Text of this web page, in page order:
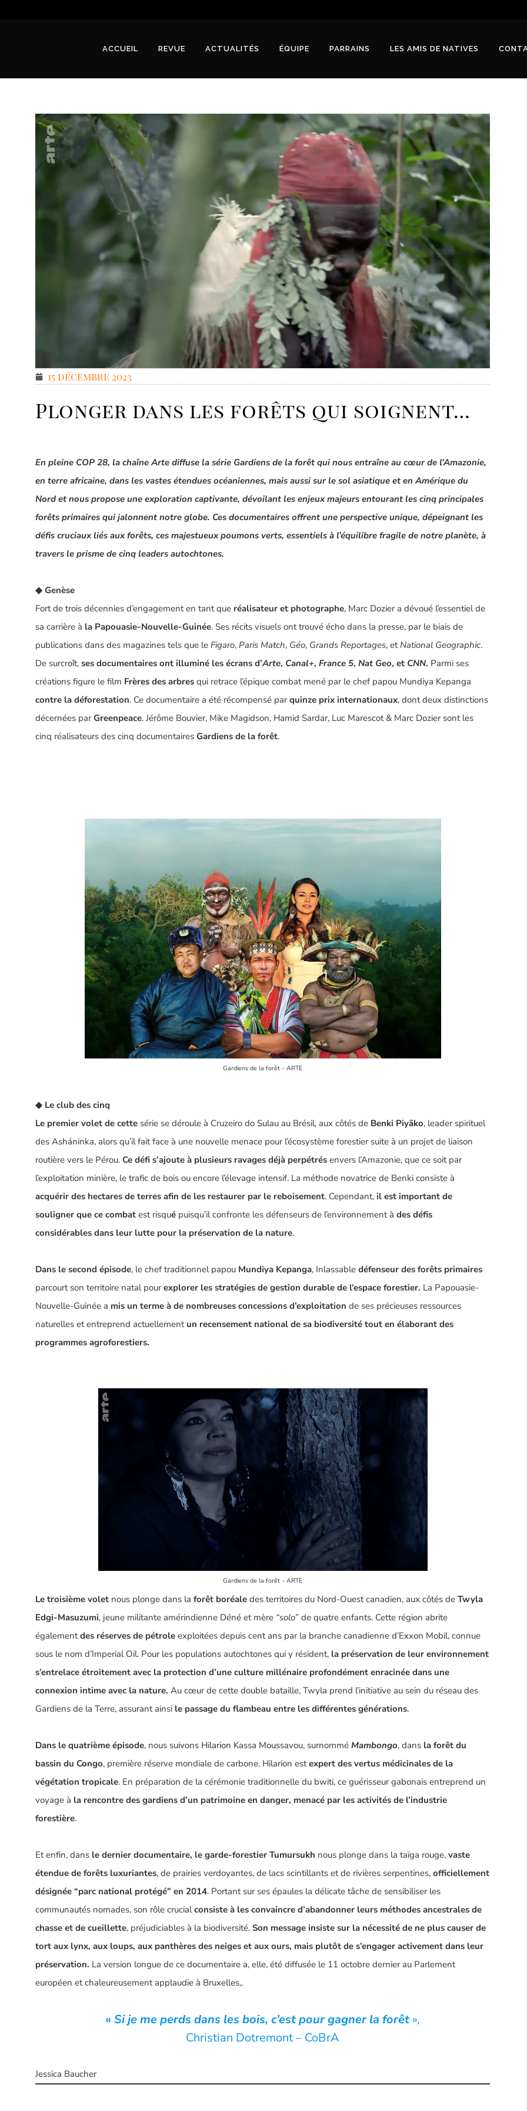
ACCUEIL REVUE ACTUALITÉS ÉQUIPE PARRAINS LES AMIS DE NATIVES
15 décembre 2023
Plonger dans les forêts qui soignent…
En pleine COP 28, la chaîne Arte diffuse la série Gardiens de la forêt qui nous entraîne au cœur de l’Amazonie,
en terre africaine, dans les vastes étendues océaniennes, mais aussi sur le sol asiatique et en Amérique du
Nord et nous propose une exploration captivante, dévoilant les enjeux majeurs entourant les cinq principales
forêts primaires qui jalonnent notre globe. Ces documentaires offrent une perspective unique, dépeignant les
défis cruciaux liés aux forêts, ces majestueux poumons verts, essentiels à l’équilibre fragile de notre planète, à
travers le prisme de cinq leaders autochtones.
◆ Genèse
Fort de trois décennies d’engagement en tant que réalisateur et photographe, Marc Doziera dévoué l’essentiel de
sa carrière à la Papouasie-Nouvelle-Guinée. Ses récits visuels ont trouvé écho dans la presse, par le biais de
publications dans des magazines tels que le Figaro, Paris Match, Géo, Grands Reportages, etNational Geographic.
De surcroît, ses documentaires ont illuminé les écrans d’Arte, Canal+, France 5, Nat Geo, et CNN. Parmi ses
créations figure le film Frères des arbres qui retrace l’épique combat mené par le chef papou Mundiya Kepanga
contre la déforestation. Ce documentaire a été récompensé parquinze prix internationaux, dont deux distinctions
décernées parGreenpeace. Jérôme Bouvier, Mike Magidson, Hamid Sardar, Luc Marescot & Marc Dozier sont les
cinq réalisateurs des cinq documentaires Gardiens de la forêt.
Gardiens de la forêt – ARTE
◆ Le club des cinq
Le premier volet de cette série se déroule à Cruzeiro do Sulau au Brésil, aux côtés de Benki Piyãko, leader spirituel
des Asháninka, alors qu’il fait face à une nouvelle menace pour l’écosystème forestier suite à un projet de liaison
routière vers le Pérou. Ce défi s’ajoute à plusieurs ravages déjà perpétrés envers l’Amazonie, que ce soit par
l’exploitation minière, le trafic de bois ou encore l’élevage intensif. La méthode novatrice de Benki consiste à
acquérir des hectares de terres afin de les restaurer par le reboisement. Cependant, il est important de
souligner que ce combat est risqué puisqu’il confronte les défenseurs de l’environnement à des défis
considérables dans leur lutte pour la préservation de la nature.
Dans le second épisode, le chef traditionnel papou Mundiya Kepanga, Inlassable défenseur des forêts primaires
parcourt son territoire natal pourexplorer les stratégies de gestion durable de l’espace forestier. La Papouasie-
Nouvelle-Guinée a mis un terme à de nombreuses concessions d’exploitation de ses précieuses ressources
naturelles et entreprend actuellementun recensement national de sa biodiversité tout en élaborant des
programmes agroforestiers.
Gardiens de la forêt – ARTE
Le troisième volet nous plonge dans la forêt boréale des territoires du Nord-Ouest canadien, aux côtés de Twyla
Edgi-Masuzumi, jeune militante amérindienne Déné et mère “solo” de quatre enfants. Cette région abrite
égalementdes réserves de pétrole exploitées depuis cent ans par la branche canadienne d’Exxon Mobil, connue
sous le nom d’Imperial Oil. Pour les populations autochtones qui y résident, la préservation de leur environnement
s’entrelace étroitement avec la protection d’une culture millénaire profondément enracinée dans une
connexion intime avec la nature. Au cœur de cette double bataille, Twyla prend l’initiative au sein du réseau des
Gardiens de la Terre, assurant ainsi le passage du flambeau entre les différentes générations.
Dans le quatrième épisode, nous suivons Hilarion Kassa Moussavou, surnommé Mambongo, dans la forêt du
bassin du Congo, première réserve mondiale de carbone. Hilarion estexpert des vertus médicinales de la
végétation tropicale. En préparation de la cérémonie traditionnelle du bwiti, ce guérisseur gabonais entreprend un
voyage à la rencontre des gardiens d’un patrimoine en danger, menacé par les activités de l’industrie
forestière.
Et enfin, dans le dernier documentaire, le garde-forestier Tumursukh nous plonge dans la taïga rouge, vaste
étendue de forêts luxuriantes, de prairies verdoyantes, de lacs scintillants et de rivières serpentines, officiellement
désignée “parc national protégé” en 2014. Portant sur ses épaules la délicate tâche de sensibiliser les
communautés nomades, son rôle crucialconsiste à les convaincre d’abandonner leurs méthodes ancestrales de
chasse et de cueillette, préjudiciables à la biodiversité. Son message insiste sur la nécessité de ne plus causer de
tort aux lynx, aux loups, aux panthères des neiges et aux ours, mais plutôt de s’engager activement dans leur
préservation. La version longue de ce documentaire a, elle, été diffusée le 11 octobre dernier au Parlement
européen et chaleureusement applaudie à Bruxelles,.
« Si je me perds dans les bois, c’est pour gagner la forêt »,
Christian Dotremont – CoBrA
Jessica Baucher